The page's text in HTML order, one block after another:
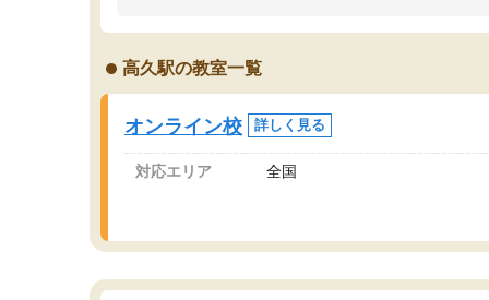
オンラインツールを使用した単語帳の共有があ
り宿題もそちらで出される形でした。
2ヶ月で担当講師の方がお辞めになると言う事で
講師変更の申し出があり、あまりに短期での変
更だった為、塾に通う事にして退会しました。
遅れも取り戻せ、授業内容や講師の方は良かっ
ま
高久駅の教室一覧
オンライン校 詳しく見る
対応エリア 全国